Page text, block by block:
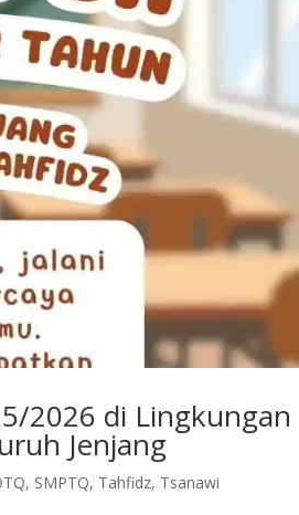
2026 di Lingkungan
Jenjang
, SMPTQ, Tahfidz, Tsanawi